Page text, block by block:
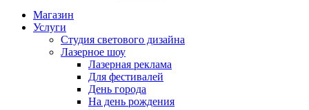
Магазин
Услуги
Студия светового дизайна
Лазерное шоу
Лазерная реклама
Для фестивалей
День города
На день рождения